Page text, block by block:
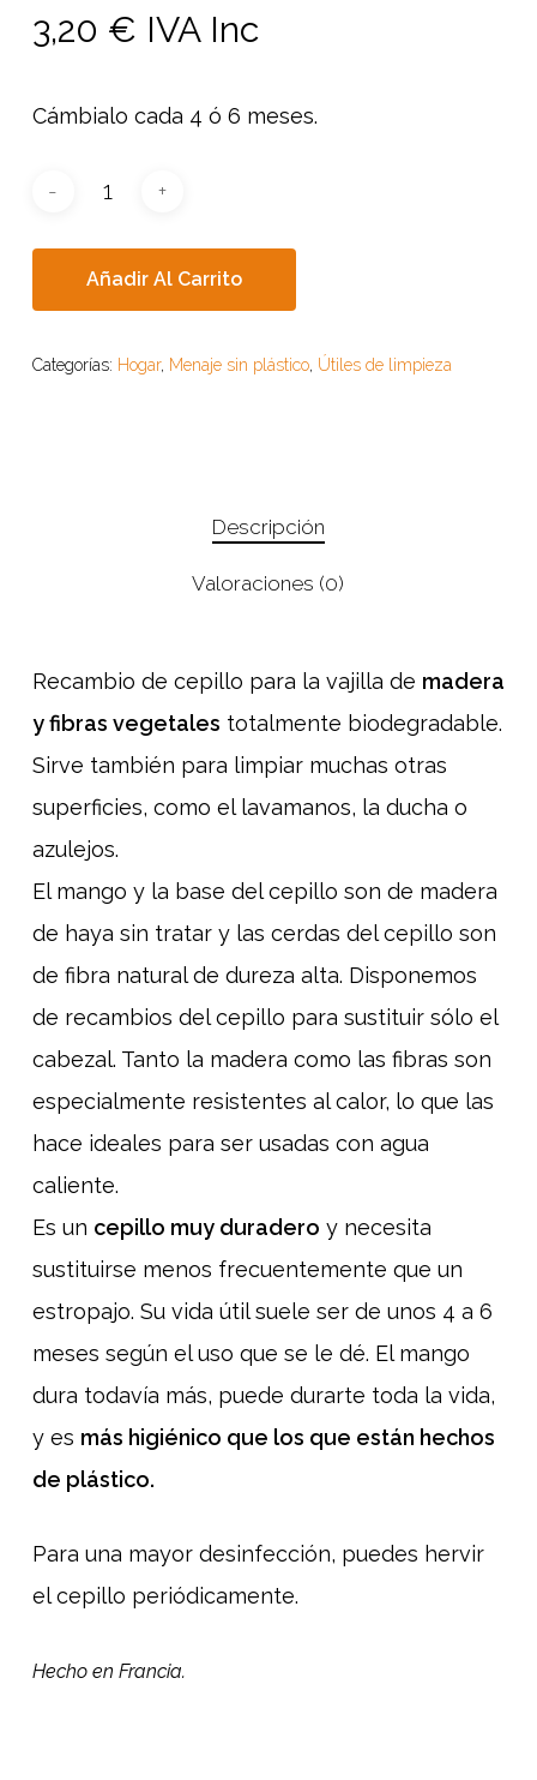
3,20 € IVA Inc
Cámbialo cada 4 ó 6 meses.
Añadir Al Carrito
Categorías: Hogar, Menaje sin plástico, Útiles de limpieza
Descripción
Valoraciones (0)
Recambio de cepillo para la vajilla de madera
y fibras vegetales totalmente biodegradable.
Sirve también para limpiar muchas otras
superficies, como el lavamanos, la ducha o
azulejos.
El mango y la base del cepillo son de madera
de haya sin tratar y las cerdas del cepillo son
de fibra natural de dureza alta. Disponemos
de recambios del cepillo para sustituir sólo el
cabezal. Tanto la madera como las fibras son
especialmente resistentes al calor, lo que las
hace ideales para ser usadas con agua
caliente.
Es un cepillo muy duradero y necesita
sustituirse menos frecuentemente que un
estropajo. Su vida útil suele ser de unos 4 a 6
meses según el uso que se le dé. El mango
dura todavía más, puede durarte toda la vida,
y es más higiénico que los que están hechos
de plástico.
Para una mayor desinfección, puedes hervir
el cepillo periódicamente.
Hecho en Francia.